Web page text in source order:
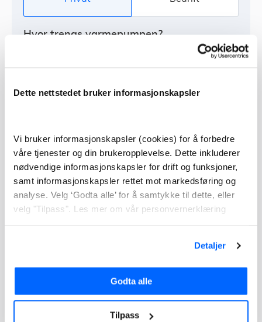
Dette nettstedet bruker informasjonskapsler
Vi bruker informasjonskapsler (cookies) for å forbedre
våre tjenester og din brukeropplevelse. Dette inkluderer
nødvendige informasjonskapsler for drift og funksjoner,
samt informasjonskapsler rettet mot markedsføring og
analyse. Velg ‘Godta alle’ for å samtykke til dette, eller
velg "Tilpass". Les mer om vår personvernerklæring
Detaljer
Godta alle
Tilpass
Hvor trengs varmepumpen?
Fritidsbolig
Borettslag / sameie